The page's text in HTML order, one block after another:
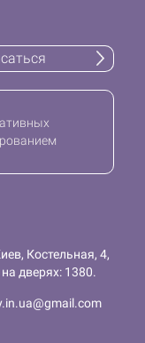
Костельная, 4,
дверях: 1380.